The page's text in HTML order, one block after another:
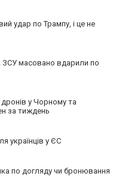
удар по Трампу, і це не
ЗСУ масовано вдарили по
у Чорному та
за тиждень
українців у ЄС
по догляду чи бронювання